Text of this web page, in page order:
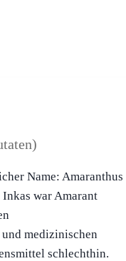
Name: Amaranthus
war Amarant
medizini­schen
schlechthin.